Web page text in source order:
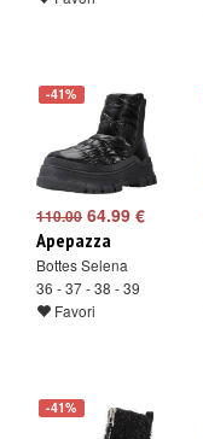
-41%
110.00 64.99 €
Apepazza
Bottes Selena
36 - 37 - 38 - 39
Favori
-41%